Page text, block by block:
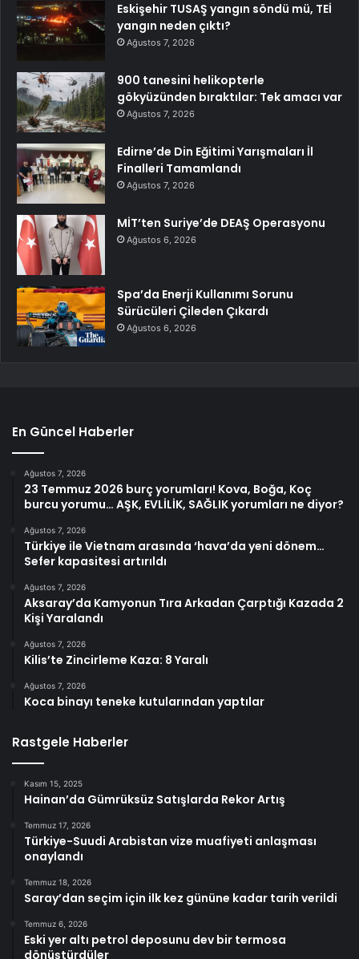
Eskişehir TUSAŞ yangın söndü mü, TEİ
yangın neden çıktı?
Ağustos 7, 2026
900 tanesini helikopterle
gökyüzünden bıraktılar: Tek amacı var
Ağustos 7, 2026
Edirne’de Din Eğitimi Yarışmaları İl
Finalleri Tamamlandı
Ağustos 7, 2026
MİT’ten Suriye’de DEAŞ Operasyonu
Ağustos 6, 2026
Spa’da Enerji Kullanımı Sorunu
Sürücüleri Çileden Çıkardı
Ağustos 6, 2026
En Güncel Haberler
Ağustos 7, 2026
23 Temmuz 2026 burç yorumları! Kova, Boğa, Koç
burcu yorumu… AŞK, EVLİLİK, SAĞLIK yorumları ne diyor?
Ağustos 7, 2026
Türkiye ile Vietnam arasında ‘hava’da yeni dönem…
Sefer kapasitesi artırıldı
Ağustos 7, 2026
Aksaray’da Kamyonun Tıra Arkadan Çarptığı Kazada 2
Kişi Yaralandı
Ağustos 7, 2026
Kilis’te Zincirleme Kaza: 8 Yaralı
Ağustos 7, 2026
Koca binayı teneke kutularından yaptılar
Rastgele Haberler
Kasım 15, 2025
Hainan’da Gümrüksüz Satışlarda Rekor Artış
Temmuz 17, 2026
Türkiye-Suudi Arabistan vize muafiyeti anlaşması
onaylandı
Temmuz 18, 2026
Saray’dan seçim için ilk kez gününe kadar tarih verildi
Temmuz 6, 2026
Eski yer altı petrol deposunu dev bir termosa
dönüştürdüler